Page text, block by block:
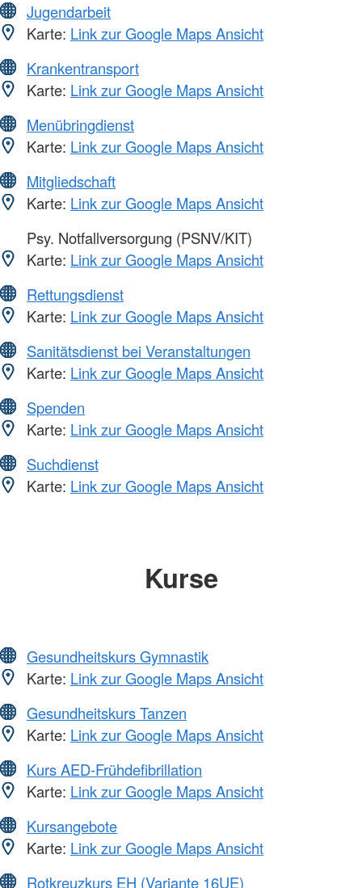
Jugendarbeit
Karte: Link zur Google Maps Ansicht
Krankentransport
Karte: Link zur Google Maps Ansicht
Menübringdienst
Karte: Link zur Google Maps Ansicht
Mitgliedschaft
Karte: Link zur Google Maps Ansicht
Psy. Notfallversorgung (PSNV/KIT)
Karte: Link zur Google Maps Ansicht
Rettungsdienst
Karte: Link zur Google Maps Ansicht
Sanitätsdienst bei Veranstaltungen
Karte: Link zur Google Maps Ansicht
Spenden
Karte: Link zur Google Maps Ansicht
Suchdienst
Karte: Link zur Google Maps Ansicht
Kurse
Gesundheitskurs Gymnastik
Karte: Link zur Google Maps Ansicht
Gesundheitskurs Tanzen
Karte: Link zur Google Maps Ansicht
Kurs AED-Frühdefibrillation
Karte: Link zur Google Maps Ansicht
Kursangebote
Karte: Link zur Google Maps Ansicht
Rotkreuzkurs EH (Variante 16UE)